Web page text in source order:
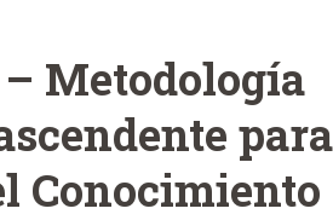
Metodología
Conocimiento